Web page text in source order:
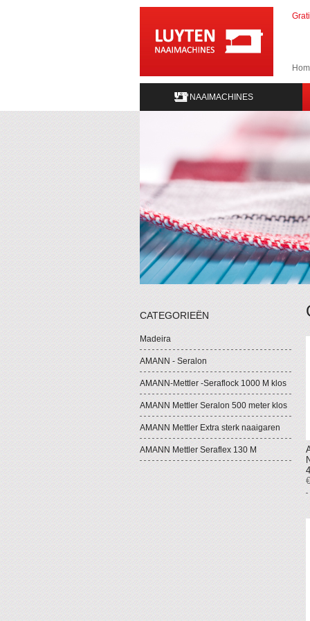
NAAIMACHINES
CATEGORIEËN
Madeira
AMANN - Seralon
AMANN-Mettler -Seraflock 1000 M klos
AMANN Mettler Seralon 500 meter klos
AMANN Mettler Extra sterk naaigaren
AMANN Mettler Seraflex 130 M